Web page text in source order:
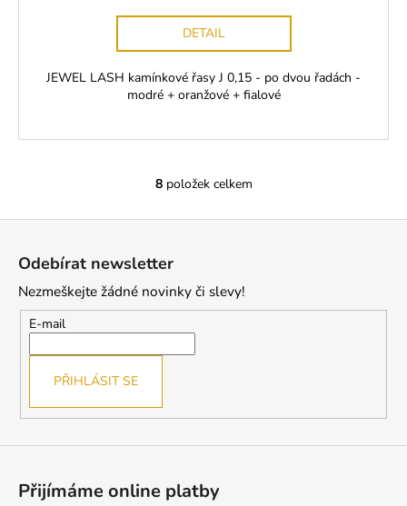
DETAIL
JEWEL LASH kamínkové řasy J 0,15 - po dvou řadách -
modré + oranžové + fialové
O
a
c
k
v
p
8položek celkem
Odebírat newsletter
Nezmeškejte žádné novinky či slevy!
E-mail
PŘIHLÁSIT SE
Přijímáme online platby